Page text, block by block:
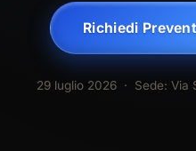
Richiedi
29 luglio 2026 · Sede: Via